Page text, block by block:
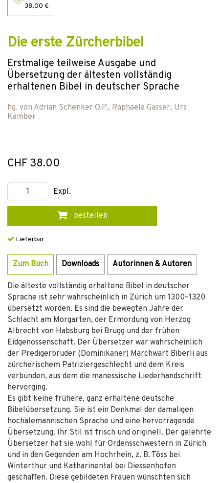
38,00 €
Die erste Zürcherbibel
Erstmalige teilweise Ausgabe und
Übersetzung der ältesten vollständig
erhaltenen Bibel in deutscher Sprache
hg. von Adrian Schenker O.P., Raphaela Gasser, Urs
Kamber
CHF 38.00
Expl.
bestellen
Lieferbar
Zum Buch Downloads Autorinnen & Autoren
Die älteste vollständig erhaltene Bibel in deutscher
Sprache ist sehr wahrscheinlich in Zürich um 1300–1320
übersetzt worden. Es sind die bewegten Jahre der
Schlacht am Morgarten, der Ermordung von Herzog
Albrecht von Habsburg bei Brugg und der frühen
Eidgenossenschaft. Der Übersetzer war wahrscheinlich
der Predigerbruder (Dominikaner) Marchwart Biberli aus
zürcherischem Patriziergeschlecht und dem Kreis
verbunden, aus dem die manessische Liederhandschrift
hervorging.
Es gibt keine frühere, ganz erhaltene deutsche
Bibelübersetzung. Sie ist ein Denkmal der damaligen
hochalemannischen Sprache und eine hervorragende
Übersetzung. Ihr Stil ist frisch und originell. Der gelehrte
Übersetzer hat sie wohl für Ordensschwestern in Zürich
und in den Gegenden am Hochrhein, z. B. Töss bei
Winterthur und Katharinental bei Diessenhofen
geschaffen. Diese gebildeten Frauen wünschten sich